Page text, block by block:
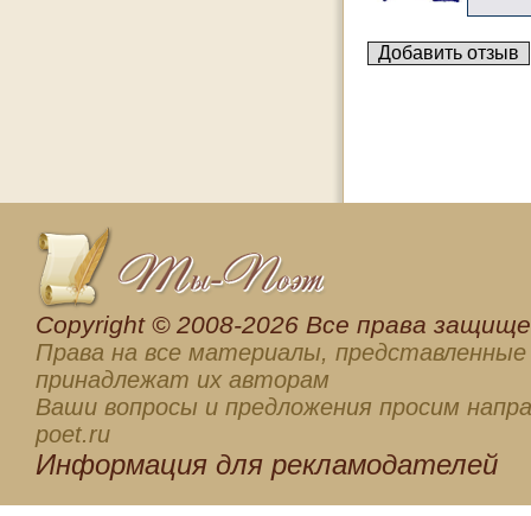
Сopyright © 2008-2026 Все права
Права на все материалы, представленные
принадлежат их авторам
Ваши вопросы и предложения просим
poet.ru
Информация для рекламодателей